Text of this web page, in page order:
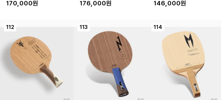
170,000원 176,000원 146,000원
112 113 114